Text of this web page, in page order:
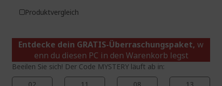
Entdecke dein GRATIS-Überraschungspaket, w
enn du diesen PC in den Warenkorb legst
Beeilen Sie sich! Der Code MYSTERY läuft ab in:
Produktvergleich